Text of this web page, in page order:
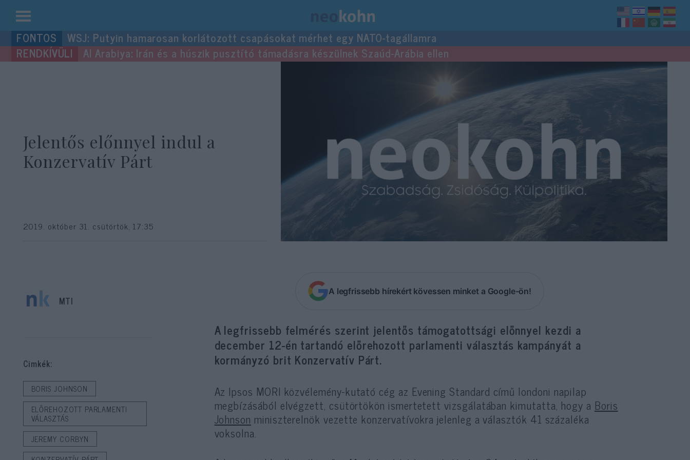
Kilépés
a
tartalomba
WSJ: Putyin hamarosan korlátozott csapásokat mérhet egy NATO-tagállamra
Al Arabiya: Irán és a húszik pusztító támadásra készülnek Szaúd-Arábia ellen
Jelentős előnnyel indul a
Konzervatív Párt
2019. október 31. csütörtök, 17:35
A legfrissebb hírekért kövessen minket a Google-ön!
A legfrissebb felmérés szerint jelentős támogatottsági előnnyel kezdi a
december 12-én tartandó előrehozott parlamenti választás kampányát a
kormányzó brit Konzervatív Párt.
Az Ipsos MORI közvélemény-kutató cég az Evening Standard című londoni napilap
megbízásából elvégzett, csütörtökön ismertetett vizsgálatában kimutatta, hogy a Boris
Johnson miniszterelnök vezette konzervatívokra jelenleg a választók 41 százaléka
voksolna.
MTI
Cimkék:
BORIS JOHNSON
ELŐREHOZOTT PARLAMENTI
VÁLASZTÁS
JEREMY CORBYN